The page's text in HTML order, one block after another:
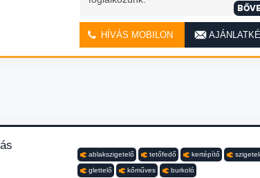
HÍVÁS MOBILON
ablakszigetelő tetőfedő kertépítő
glettelő kőműves burkoló